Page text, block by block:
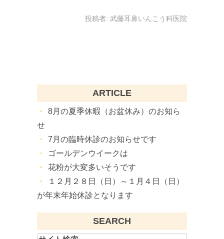
投稿者: 武藤耳鼻いんこう科医院
ARTICLE
8月の夏季休暇（お盆休み）のお知ら
せ
7月の臨時休診のお知らせです
ゴールデンウイークは
花粉が大変多いそうです
１２月２８日（日）～１月４日（日）
が年末年始休診となります
SEARCH